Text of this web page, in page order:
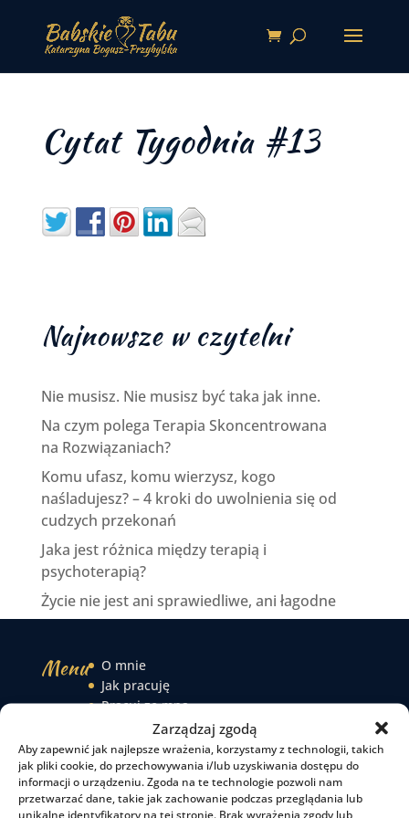
Zarządzaj zgodą
Aby zapewnić jak najlepsze wrażenia, korzystamy z technologii, takich
jak pliki cookie, do przechowywania i/lub uzyskiwania dostępu do
informacji o urządzeniu. Zgoda na te technologie pozwoli nam
przetwarzać dane, takie jak zachowanie podczas przeglądania lub
unikalne identyfikatory na tej stronie. Brak wyrażenia zgody lub
Cytat Tygodnia #13
Najnowsze w czytelni
Nie musisz. Nie musisz być taka jak inne.
Na czym polega Terapia Skoncentrowana
na Rozwiązaniach?
Komu ufasz, komu wierzysz, kogo
naśladujesz? – 4 kroki do uwolnienia się od
cudzych przekonań
Jaka jest różnica między terapią i
psychoterapią?
Życie nie jest ani sprawiedliwe, ani łagodne
Menu
O mnie
Jak pracuję
Pracuj ze mną
Czytelnia
Podcast
Kontakt